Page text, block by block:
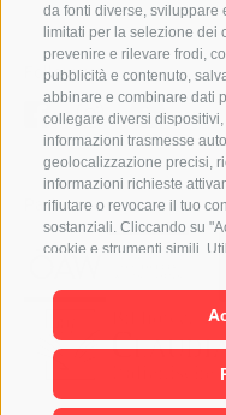
da fonti diverse, sviluppare
limitati per la selezione dei
prevenire e rilevare frodi,
pubblicità e contenuto,
abbinare e combinare dati
collegare diversi
informazioni trasmesse
geolocalizzazione precisi,
informazioni richieste
rifiutare o revocare il tuo
sostanziali. Cliccando su
cookie e strumenti simili.
senza cookie non
preferenze in qualsiasi
Cookie" in fondo alla
sinistra. Le tue preferenze
Follow us
Partner